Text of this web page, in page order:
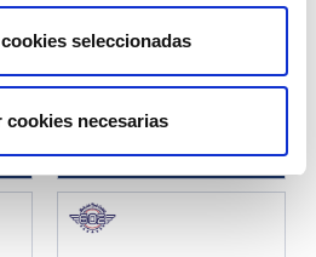
seleccionadas
cookies necesarias
IVA
Ref. : 1002024
Precio al público